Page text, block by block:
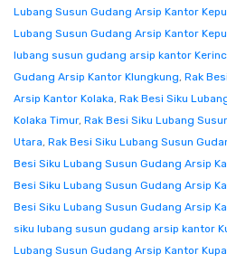
Lubang Susun Gudang Arsip Kantor
Lubang Susun Gudang Arsip Kantor
lubang susun gudang arsip kantor
Gudang Arsip Kantor Klungkung, Rak
Arsip Kantor Kolaka, Rak Besi Siku
Kolaka Timur, Rak Besi Siku Lubang
Utara, Rak Besi Siku Lubang Susun
Besi Siku Lubang Susun Gudang Arsip
Besi Siku Lubang Susun Gudang Arsip
Besi Siku Lubang Susun Gudang Arsip
siku lubang susun gudang arsip kantor
Lubang Susun Gudang Arsip Kantor